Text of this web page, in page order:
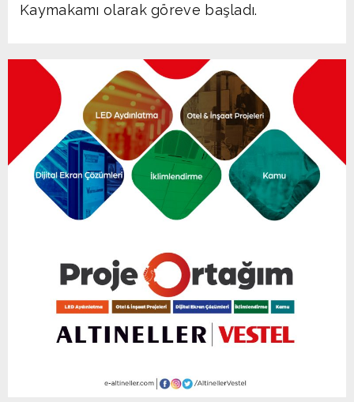
Kaymakamı olarak göreve başladı.